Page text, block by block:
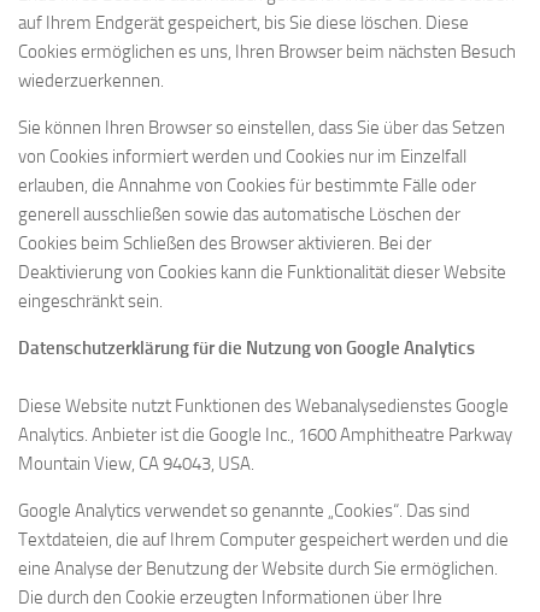
auf Ihrem Endgerät gespeichert, bis Sie diese löschen. Diese
Cookies ermöglichen es uns, Ihren Browser beim nächsten Besuch
wiederzuerkennen.
Sie können Ihren Browser so einstellen, dass Sie über das Setzen
von Cookies informiert werden und Cookies nur im Einzelfall
erlauben, die Annahme von Cookies für bestimmte Fälle oder
generell ausschließen sowie das automatische Löschen der
Cookies beim Schließen des Browser aktivieren. Bei der
Deaktivierung von Cookies kann die Funktionalität dieser Website
eingeschränkt sein.
Datenschutzerklärung für die Nutzung von Google Analytics
Diese Website nutzt Funktionen des Webanalysedienstes Google
Analytics. Anbieter ist die Google Inc., 1600 Amphitheatre Parkway
Mountain View, CA 94043, USA.
Google Analytics verwendet so genannte „Cookies“. Das sind
Textdateien, die auf Ihrem Computer gespeichert werden und die
eine Analyse der Benutzung der Website durch Sie ermöglichen.
Die durch den Cookie erzeugten Informationen über Ihre